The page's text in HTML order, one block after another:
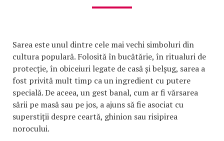
Sarea este unul dintre cele mai vechi simboluri din
cultura populară. Folosită în bucătărie, în ritualuri de
protecție, în obiceiuri legate de casă și belșug, sarea a
fost privită mult timp ca un ingredient cu putere
specială. De aceea, un gest banal, cum ar fi vărsarea
sării pe masă sau pe jos, a ajuns să fie asociat cu
superstiții despre ceartă, ghinion sau risipirea
norocului.